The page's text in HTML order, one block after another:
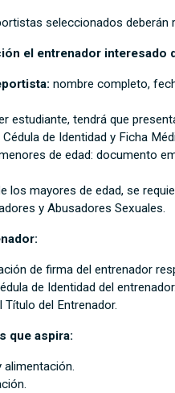
seleccionados
el entrenador
nombre completo,
estudiante, tendrá que
de Identidad y Ficha
de edad: documento
los mayores de edad, se
y Abusadores Sexuales.
de firma del entrenador
de Identidad del entrenador.
Título del Entrenador.
que aspira:
alimentación.